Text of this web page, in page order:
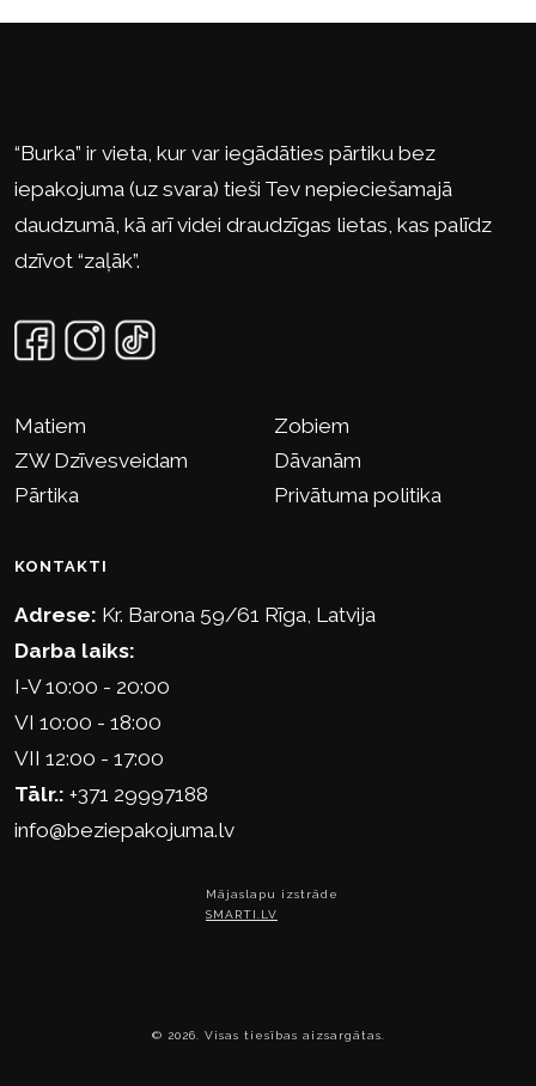
“Burka” ir vieta, kur var iegādāties pārtiku bez
iepakojuma (uz svara) tieši Tev nepieciešamajā
daudzumā, kā arī videi draudzīgas lietas, kas palīdz
dzīvot “zaļāk”.
Matiem
Zobiem
ZW Dzīvesveidam
Dāvanām
Pārtika
Privātuma politika
KONTAKTI
Adrese: Kr. Barona 59/61 Rīga, Latvija
Darba laiks:
I-V 10:00 - 20:00
VI 10:00 - 18:00
VII 12:00 - 17:00
Tālr.: +371 29997188
info@beziepakojuma.lv
© 2026. Visas tiesības aizsargātas.
Mājaslapu izstrāde
SMARTI.LV